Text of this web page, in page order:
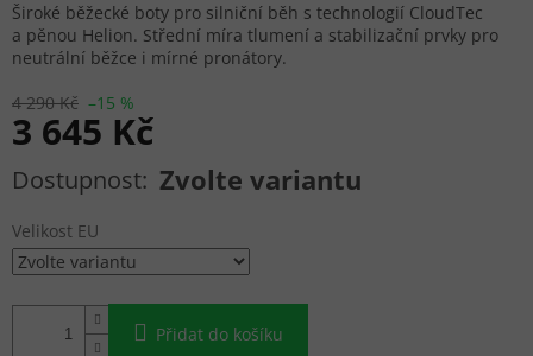
4 290 Kč –15 %
3 645 Kč
Měrná cena: Zvolte variantu
Velikost EU
Přidat do košíku
Široké běžecké boty pro silniční běh s technologií CloudTec
a pěnou Helion. Střední míra tlumení a stabilizační prvky pro
neutrální běžce i mírné pronátory.